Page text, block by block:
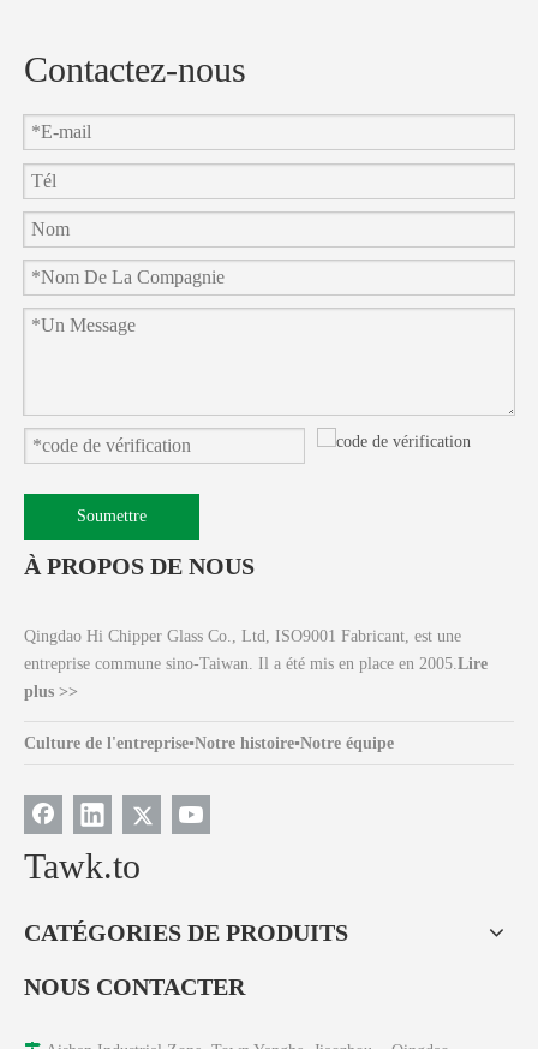
Contactez-nous
Soumettre
À PROPOS DE NOUS
Qingdao Hi Chipper Glass Co., Ltd, ISO9001 Fabricant, est une
entreprise commune sino-Taiwan. Il a été mis en place en 2005.Lire
plus >>
Culture de l'entreprise▪Notre histoire▪Notre équipe
Tawk.to
CATÉGORIES DE PRODUITS
NOUS CONTACTER